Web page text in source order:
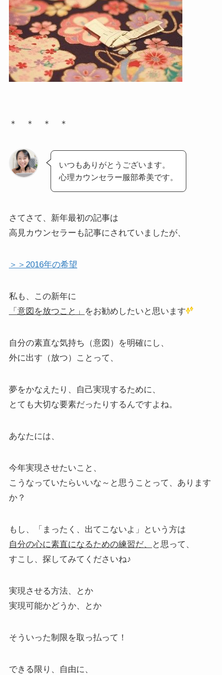
＊ ＊ ＊ ＊
いつもありがとうございます。
心理カウンセラー服部希美です。
さてさて、新年最初の記事は
高見カウンセラーも記事にされていましたが、
＞＞2016年の希望
私も、この新年に
「意図を放つこと」
をお勧めしたいと思います
自分の素直な気持ち（意図）を明確にし、
外に出す（放つ）ことって、
夢をかなえたり、自己実現するために、
とても大切な要素だったりするんですよね。
あなたには、
今年実現させたいこと、
こうなっていたらいいな～と思うことって、あります
か？
もし、「まったく、出てこないよ」という方は
自分の心に素直になるための練習だ、
と思って、
すこし、探してみてくださいね♪
実現させる方法、とか
実現可能かどうか、とか
そういった制限を取っ払って！
できる限り、自由に、